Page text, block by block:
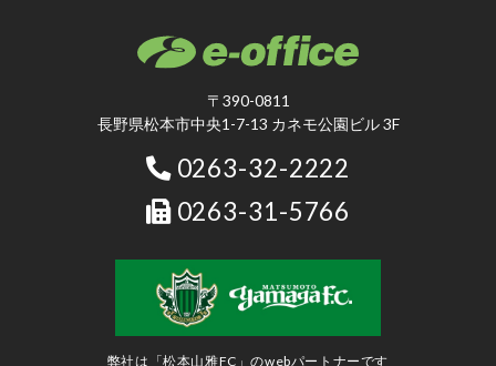
〒390-0811
長野県松本市中央1-7-13 カネモ公園ビル 3F
0263-32-2222
0263-31-5766
弊社は「松本山雅FC」のwebパートナーです